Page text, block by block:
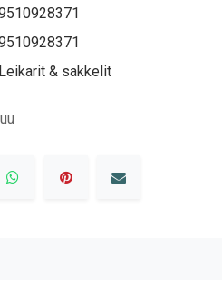
Leikarit & sakkelit